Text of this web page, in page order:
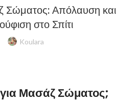
Σώματος: Απόλαυση και
στο Σπίτι
Koulara
για Μασάζ Σώματος;